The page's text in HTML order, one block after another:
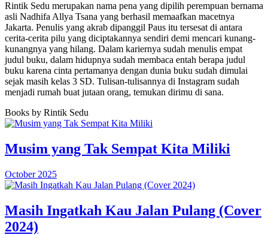
Rintik Sedu merupakan nama pena yang dipilih perempuan bernama
asli Nadhifa Allya Tsana yang berhasil memaafkan macetnya
Jakarta. Penulis yang akrab dipanggil Paus itu tersesat di antara
cerita-cerita pilu yang diciptakannya sendiri demi mencari kunang-
kunangnya yang hilang. Dalam kariernya sudah menulis empat
judul buku, dalam hidupnya sudah membaca entah berapa judul
buku karena cinta pertamanya dengan dunia buku sudah dimulai
sejak masih kelas 3 SD. Tulisan-tulisannya di Instagram sudah
menjadi rumah buat jutaan orang, temukan dirimu di sana.
Books by Rintik Sedu
Musim yang Tak Sempat Kita Miliki
October 2025
Masih Ingatkah Kau Jalan Pulang (Cover
2024)